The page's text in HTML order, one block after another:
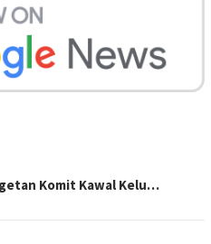
Komit Kawal Kelu…